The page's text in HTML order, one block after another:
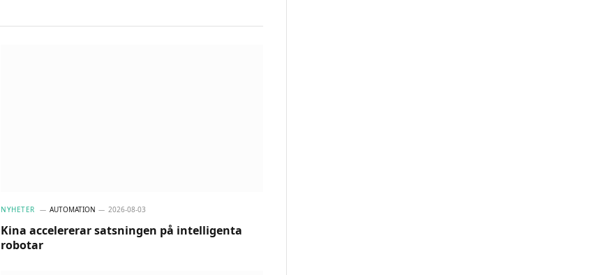
NYHETER AUTOMATION 2026-08-03
Kina accelererar satsningen på intelligenta
robotar